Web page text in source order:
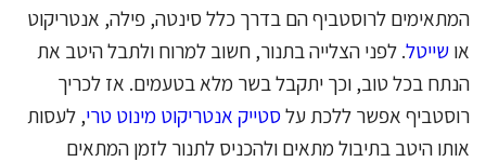
המתאימים לרוסטביף הם בדרך כלל סינטה, פילה, אנטריקוט
או שייטל. לפני הצלייה בתנור, חשוב למרוח ולתבל היטב את
הנתח בכל טוב, וכך יתקבל בשר מלא בטעמים. אז לכריך
רוסטביף אפשר ללכת עלסטייק אנטריקוט מינוט טרי, לעסות
אותו היטב בתיבול מתאים ולהכניס לתנור לזמן המתאים